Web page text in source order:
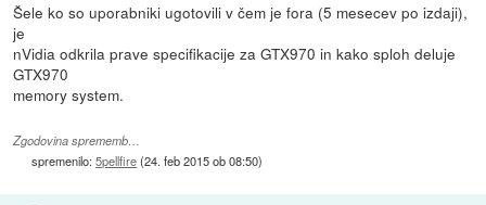
Šele ko so uporabniki ugotovili v čem je fora (5 mesecev po izdaji),
je
nVidia odkrila prave specifikacije za GTX970 in kako sploh deluje
GTX970
memory system.
Zgodovina sprememb…
spremenilo:5pellfire(24. feb 2015 ob 08:50)